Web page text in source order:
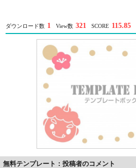
ダウンロード数 1 View数 321 SCORE 115.85
無料テンプレート：投稿者のコメント